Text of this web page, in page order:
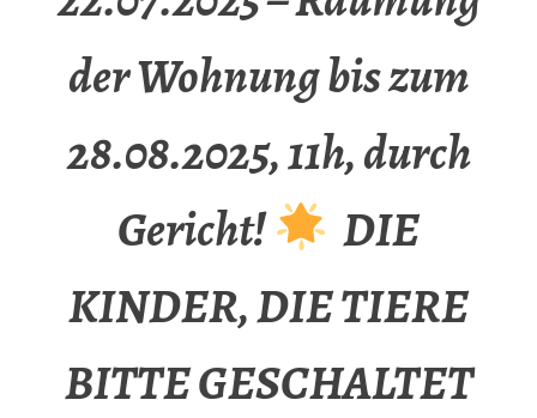
der Wohnung bis zum
28.08.2025, 11h, durch
Gericht!
DIE
KINDER, DIE TIERE
BITTE GESCHALTET